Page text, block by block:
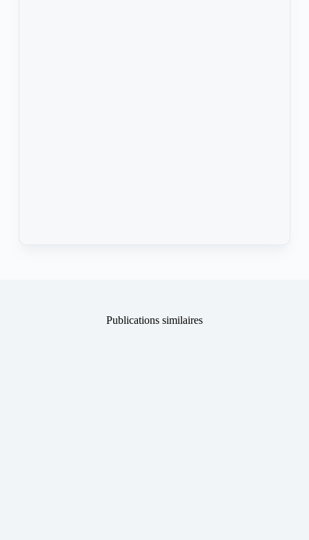
Publications similaires